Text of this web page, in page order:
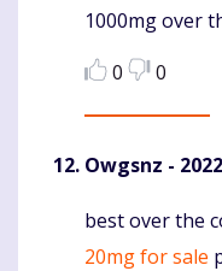
1000mg over
0
0
Owgsnz -
Komentaras
best over the
20mg for sale